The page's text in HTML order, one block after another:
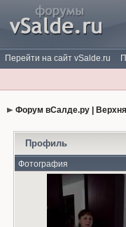
Перейти на сайт vSalde.ru
Форум вСалде.ру |
Профиль
Фотография